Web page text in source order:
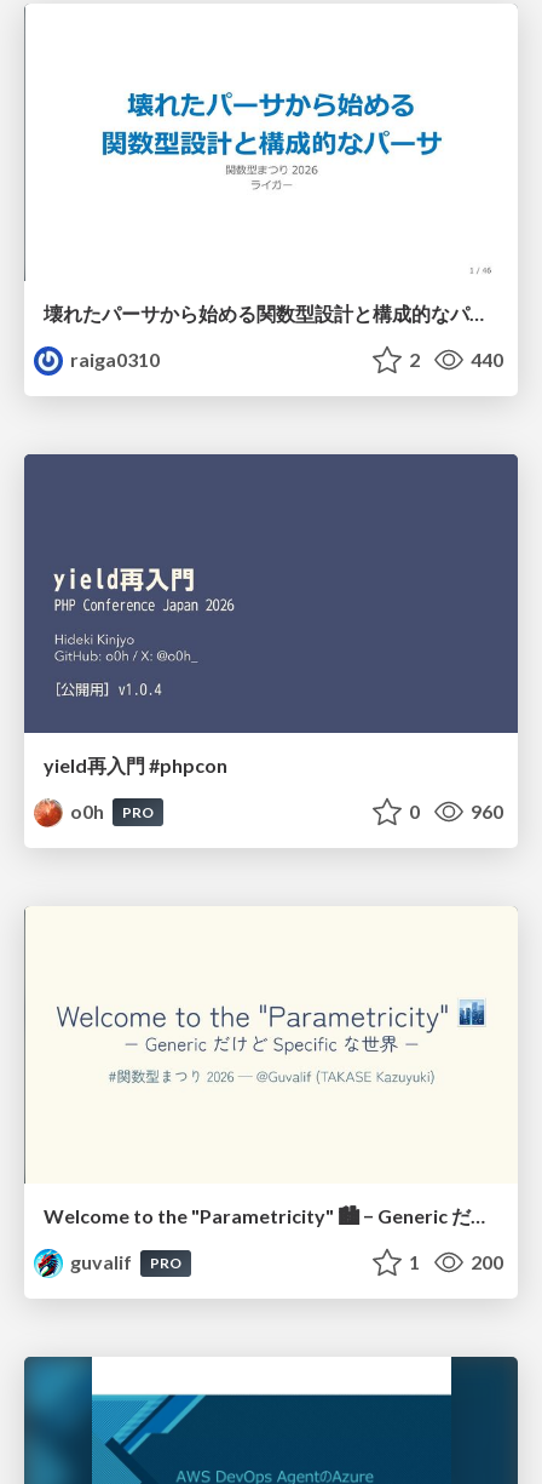
壊れたパーサから始める関数型設計と構成的なパーサ #fp_matsuri
raiga0310
2 440
yield再入門 #phpcon
o0h
PRO 0 960
Welcome to the "Parametricity" 🏙️ − Generic だけど Specific な世界 −
guvalif
PRO 1 200